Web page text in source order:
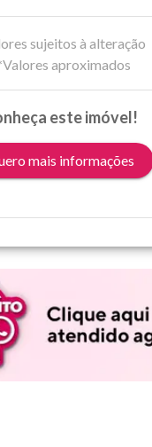
sujeitos à alteração
aproximados
este imóvel!
mais informações